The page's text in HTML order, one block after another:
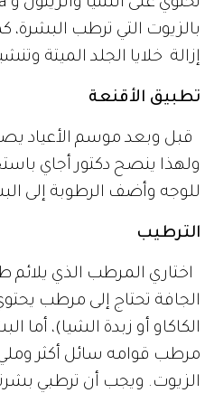
بالزيوت التي ترطب البشرة،
إزالة خلايا الجلد الميتة
تطبيق الأقنعة
قبل وبعد موسم الأعياد
ولهذا ينصح دكتور أجاي
للوجه وأضف الرطوبة إلى
الترطيب
اختاري المرطب الذي
الجافة تحتاج إلى مرطب
الكاكاو أو زبدة الشيا)، أما
مرطب قوامه سائل أكثر
الزيوت. ويجب أن ترطبي